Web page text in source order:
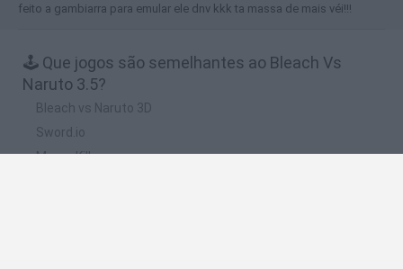
feito a gambiarra para emular ele dnv kkk ta massa de mais véi!!!
🕹️ Que jogos são semelhantes ao Bleach Vs
Naruto 3.5?
Bleach vs Naruto 3D
Sword.io
Merge Kill